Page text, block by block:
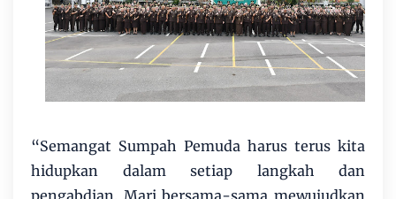
“Semangat Sumpah Pemuda harus terus kita
hidupkan dalam setiap langkah dan
pengabdian. Mari bersama-sama mewujudkan